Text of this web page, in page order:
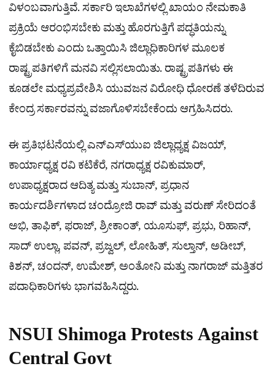
ವಿಳಂಬವಾಗುತ್ತಿವೆ. ಸರ್ಕಾರಿ ಇಲಾಖೆಗಳಲ್ಲಿ ಖಾಯಂ ನೇಮಕಾತಿ
ಪ್ರಕ್ರಿಯೆ ಆರಂಭಿಸಬೇಕು ಮತ್ತು ಹೊರಗುತ್ತಿಗೆ ಪದ್ಧತಿಯನ್ನು
ಕೈಬಿಡಬೇಕು ಎಂದು ಒತ್ತಾಯಿಸಿ ಜಿಲ್ಲಾಧಿಕಾರಿಗಳ ಮೂಲಕ
ರಾಷ್ಟ್ರಪತಿಗಳಿಗೆ ಮನವಿ ಸಲ್ಲಿಸಲಾಯಿತು. ರಾಷ್ಟ್ರಪತಿಗಳು ಈ
ಕೂಡಲೇ ಮಧ್ಯಪ್ರವೇಶಿಸಿ ಯುವಜನ ವಿರೋಧಿ ಧೋರಣೆ ತಳೆದಿರುವ
ಕೇಂದ್ರ ಸರ್ಕಾರವನ್ನು ವಜಾಗೊಳಿಸಬೇಕೆಂದು ಆಗ್ರಹಿಸಿದರು.
ಈ ಪ್ರತಿಭಟನೆಯಲ್ಲಿ ಎನ್‌ಎಸ್‌ಯುಐ ಜಿಲ್ಲಾಧ್ಯಕ್ಷ ವಿಜಯ್,
ಕಾರ್ಯಾಧ್ಯಕ್ಷ ರವಿ ಕಟಿಕೆರೆ, ನಗರಾಧ್ಯಕ್ಷ ರವಿಕುಮಾರ್,
ಉಪಾಧ್ಯಕ್ಷರಾದ ಆದಿತ್ಯ ಮತ್ತು ಸುಬಾನ್, ಪ್ರಧಾನ
ಕಾರ್ಯದರ್ಶಿಗಳಾದ ಚಂದ್ರೋಜಿ ರಾವ್ ಮತ್ತು ವರುಣ್ ಸೇರಿದಂತೆ
ಅಭಿ, ತಾಫಿಕ್, ಫರಾಜ್, ಶ್ರೀಕಾಂತ್, ಯೂಸುಫ್, ಪ್ರಭು, ರಿಹಾನ್,
ಸಾದ್ ಉಲ್ಲಾ, ಪವನ್, ಪ್ರಜ್ವಲ್, ಲೋಹಿತ್, ಸುಲ್ತಾನ್, ಅಡೀಬ್,
ಕಿಶನ್, ಚಂದನ್, ಉಮೇಶ್, ಅಂತೋನಿ ಮತ್ತು ನಾಗರಾಜ್ ಮತ್ತಿತರ
ಪದಾಧಿಕಾರಿಗಳು ಭಾಗವಹಿಸಿದ್ದರು.
NSUI Shimoga Protests Against
Central Govt